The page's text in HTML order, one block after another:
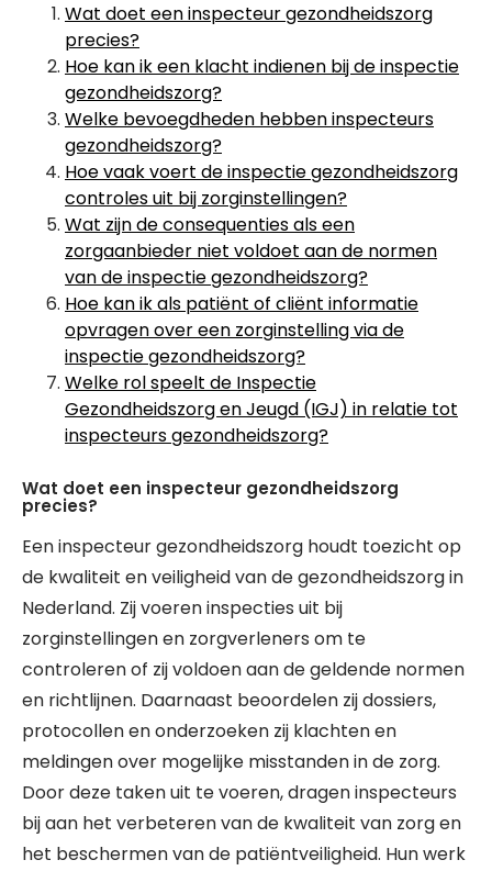
Wat doet een inspecteur gezondheidszorg
precies?
Hoe kan ik een klacht indienen bij de inspectie
gezondheidszorg?
Welke bevoegdheden hebben inspecteurs
gezondheidszorg?
Hoe vaak voert de inspectie gezondheidszorg
controles uit bij zorginstellingen?
Wat zijn de consequenties als een
zorgaanbieder niet voldoet aan de normen
van de inspectie gezondheidszorg?
Hoe kan ik als patiënt of cliënt informatie
opvragen over een zorginstelling via de
inspectie gezondheidszorg?
Welke rol speelt de Inspectie
Gezondheidszorg en Jeugd (IGJ) in relatie tot
inspecteurs gezondheidszorg?
Wat doet een inspecteur gezondheidszorg
precies?
Een inspecteur gezondheidszorg houdt toezicht op
de kwaliteit en veiligheid van de gezondheidszorg in
Nederland. Zij voeren inspecties uit bij
zorginstellingen en zorgverleners om te
controleren of zij voldoen aan de geldende normen
en richtlijnen. Daarnaast beoordelen zij dossiers,
protocollen en onderzoeken zij klachten en
meldingen over mogelijke misstanden in de zorg.
Door deze taken uit te voeren, dragen inspecteurs
bij aan het verbeteren van de kwaliteit van zorg en
het beschermen van de patiëntveiligheid. Hun werk